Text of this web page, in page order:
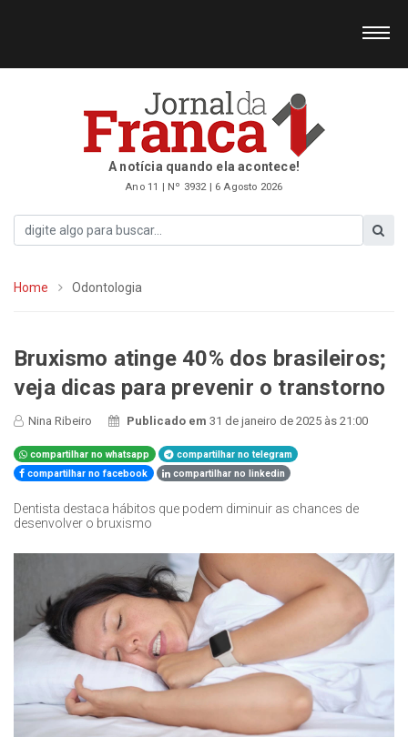
A notícia quando ela acontece!
Ano 11 | Nº 3932 | 6 Agosto 2026
Home Odontologia
Bruxismo atinge 40% dos brasileiros;
veja dicas para prevenir o transtorno
Nina Ribeiro Publicado em31 de janeiro de 2025 às 21:00
compartilhar no whatsapp
compartilhar no telegram
compartilhar no facebook
compartilhar no linkedin
Dentista destaca hábitos que podem diminuir as chances de
desenvolver o bruxismo